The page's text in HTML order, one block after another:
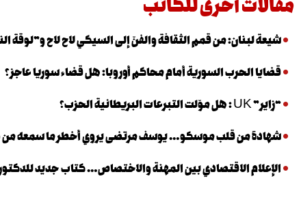
شيعة لبنان: من قمم الثقافة والفنّ إلى السيكي لاح لاح و”لوقة
قضايا الحرب السورية أمام محاكم أوروبا: هل قضاء سوريا عاجز؟
“زاير” UK : هل موّلت التبرعات البريطانية الحزب؟
شهادة من قلب موسكو… يوسف مرتضى يروي أخطر ما سمعه من
الإعلام الاقتصادي بين المهنة والاختصاص… كتاب جديد